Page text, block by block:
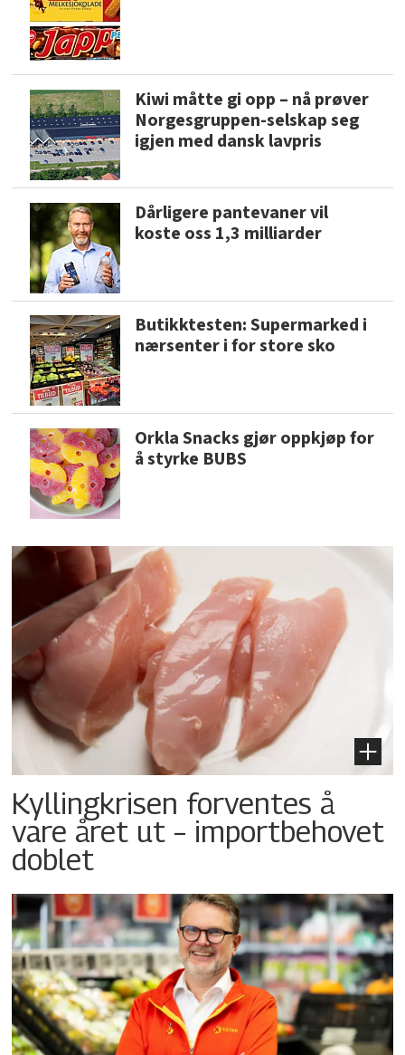
Kiwi måtte gi opp – nå prøver
Norgesgruppen-selskap seg
igjen med dansk lavpris
Dårligere pantevaner vil
koste oss 1,3 milliarder
Butikktesten: Supermarked i
nærsenter i for store sko
Orkla Snacks gjør oppkjøp for
å styrke BUBS
Kyllingkrisen forventes å
vare året ut – importbehovet
doblet